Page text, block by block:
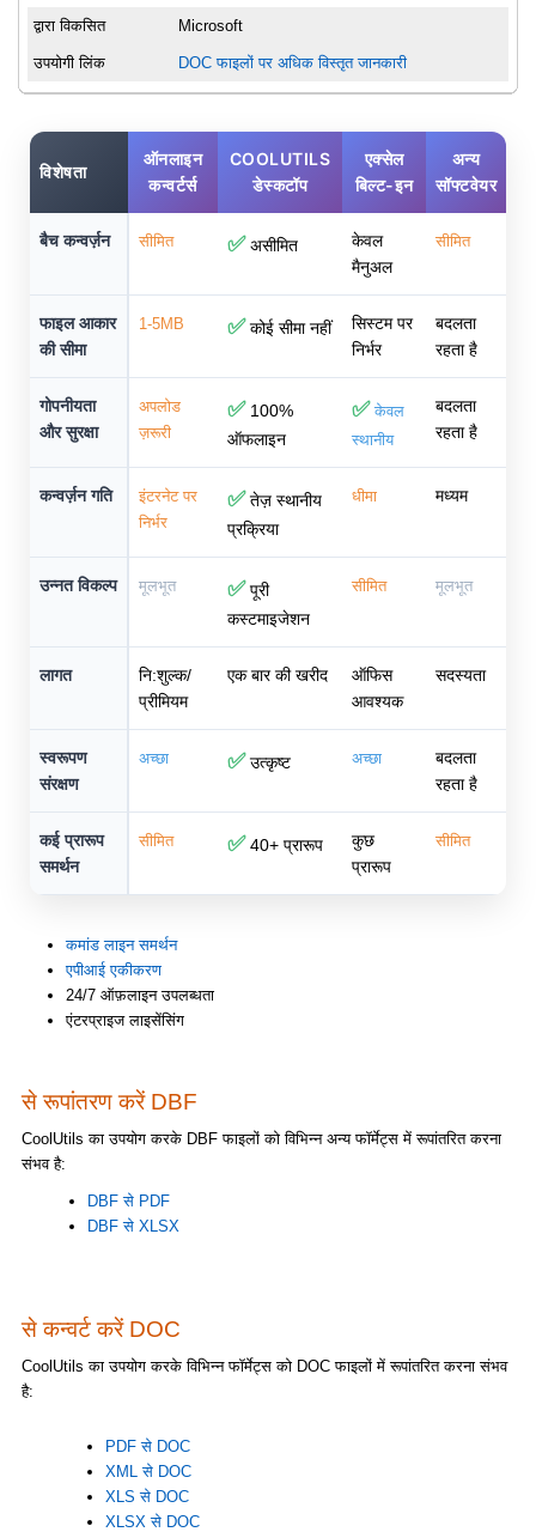
द्वारा विकसित Microsoft
उपयोगी लिंक DOC फाइलों पर अधिक विस्तृत जानकारी
विशेषता
ऑनलाइन
कन्वर्टर्स
COOLUTILS
डेस्कटॉप
एक्सेल
बिल्ट-इन
अन्य
सॉफ्टवेयर
बैच कन्वर्ज़न सीमित ✅असीमित
केवल
मैनुअल
सीमित
फाइल आकार
की सीमा
1-5MB ✅कोई सीमा नहीं
सिस्टम पर
निर्भर
बदलता
रहता है
गोपनीयता
और सुरक्षा
अपलोड
ज़रूरी
✅100%
ऑफलाइन
✅ केवल
स्थानीय
बदलता
रहता है
कन्वर्ज़न गति
इंटरनेट पर
निर्भर
✅तेज़ स्थानीय
प्रक्रिया
धीमा मध्यम
उन्नत विकल्प मूलभूत ✅पूरी
कस्टमाइजेशन
सीमित मूलभूत
लागत
नि:शुल्क/
प्रीमियम
एक बार की खरीद
ऑफिस
आवश्यक
सदस्यता
स्वरूपण
संरक्षण
अच्छा ✅उत्कृष्ट अच्छा
बदलता
रहता है
कई प्रारूप
समर्थन
सीमित ✅40+ प्रारूप
कुछ
प्रारूप
सीमित
कमांड लाइन समर्थन
एपीआई एकीकरण
24/7 ऑफ़लाइन उपलब्धता
एंटरप्राइज लाइसेंसिंग
से रूपांतरण करें DBF
CoolUtils का उपयोग करके DBF फाइलों को विभिन्न अन्य फॉर्मेट्स में रूपांतरित करना
संभव है:
DBF से PDF
DBF से XLSX
से कन्वर्ट करें DOC
CoolUtils का उपयोग करके विभिन्न फॉर्मेट्स को DOC फाइलों में रूपांतरित करना संभव
है:
PDF से DOC
XML से DOC
XLS से DOC
XLSX से DOC